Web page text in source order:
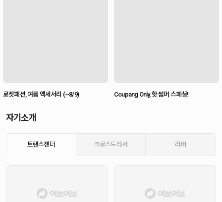
로켓패션, 여름 액세서리 (~8/9) Coupang Only, 핫 썸머 스페셜!
자기소개
트랜스젠더 크로스드레서 러버